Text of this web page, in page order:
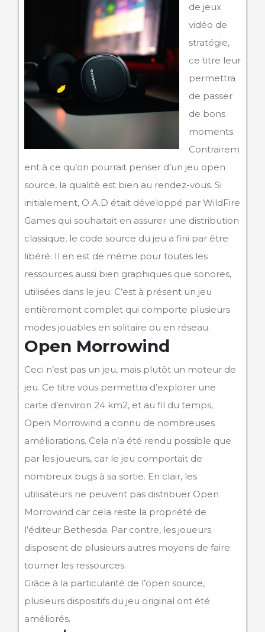
de jeux
vidéo de
stratégie,
ce titre leur
permettra
de passer
de bons
moments.
Contrairem
ent à ce qu’on pourrait penser d’un jeu open
source, la qualité est bien au rendez-vous. Si
initialement, O.A.D était développé par WildFire
Games qui souhaitait en assurer une distribution
classique, le code source du jeu a fini par être
libéré. Il en est de même pour toutes les
ressources aussi bien graphiques que sonores,
utilisées dans le jeu. C’est à présent un jeu
entièrement complet qui comporte plusieurs
modes jouables en solitaire ou en réseau.
Open Morrowind
Ceci n’est pas un jeu, mais plutôt un moteur de
jeu. Ce titre vous permettra d’explorer une
carte d’environ 24 km2, et au fil du temps,
Open Morrowind a connu de nombreuses
améliorations. Cela n’a été rendu possible que
par les joueurs, car le jeu comportait de
nombreux bugs à sa sortie. En clair, les
utilisateurs ne peuvent pas distribuer Open
Morrowind car cela reste la propriété de
l’éditeur Bethesda. Par contre, les joueurs
disposent de plusieurs autres moyens de faire
tourner les ressources.
Grâce à la particularité de l’open source,
plusieurs dispositifs du jeu original ont été
améliorés.